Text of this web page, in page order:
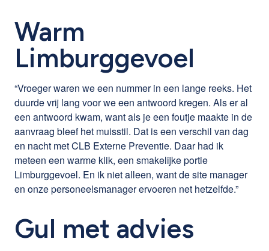
Warm
Limburggevoel
“Vroeger waren we een nummer in een lange reeks. Het
duurde vrij lang voor we een antwoord kregen. Als er al
een antwoord kwam, want als je een foutje maakte in de
aanvraag bleef het muisstil. Dat is een verschil van dag
en nacht met CLB Externe Preventie. Daar had ik
meteen een warme klik, een smakelijke portie
Limburggevoel. En ik niet alleen, want de site manager
en onze personeelsmanager ervoeren net hetzelfde.”
Gul met advies